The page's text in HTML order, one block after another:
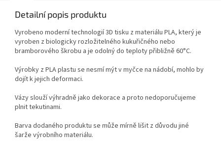
Detailní popis produktu
Vyrobeno moderní technologií 3D tisku z materiálu PLA, který je
vyroben z biologicky rozložitelného kukuřičného nebo
bramborového škrobu a je odolný do teploty přibližně 60°C.
Výrobky z PLA plastu se nesmí mýt v myčce na nádobí, mohlo by
dojít k jejich deformaci.
Vázy slouží výhradně jako dekorace a proto nedoporučujeme
plnit tekutinami.
Barva dodaného produktu se může mírně lišit z důvodu jiné
šarže výrobního materiálu.